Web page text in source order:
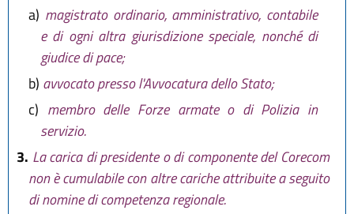
a) magistrato ordinario, amministrativo, contabile
e di ogni altra giurisdizione speciale, nonché di
giudice di pace;
b) avvocato presso l'Avvocatura dello Stato;
c) membro delle Forze armate o di Polizia in
servizio.
3. La carica di presidente o di componente del Corecom
non è cumulabile con altre cariche attribuite a seguito
di nomine di competenza regionale.